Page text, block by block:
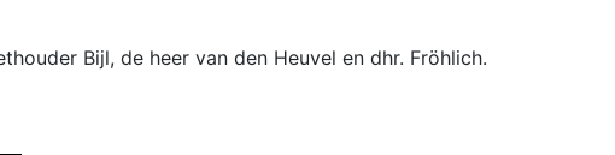
Bijl, de heer van den Heuvel en dhr. Fröhlich.